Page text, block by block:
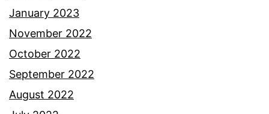
January 2023
November 2022
October 2022
September 2022
August 2022